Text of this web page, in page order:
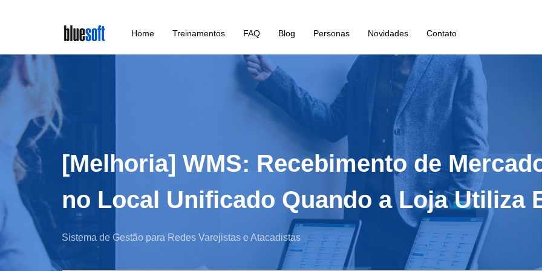
main
content
Home Treinamentos FAQ Blog Personas Novidades Contato
[Melhoria] WMS: Recebimento de
no Local Unificado Quando a Loja Utiliza
Sistema de Gestão para Redes Varejistas e Atacadistas